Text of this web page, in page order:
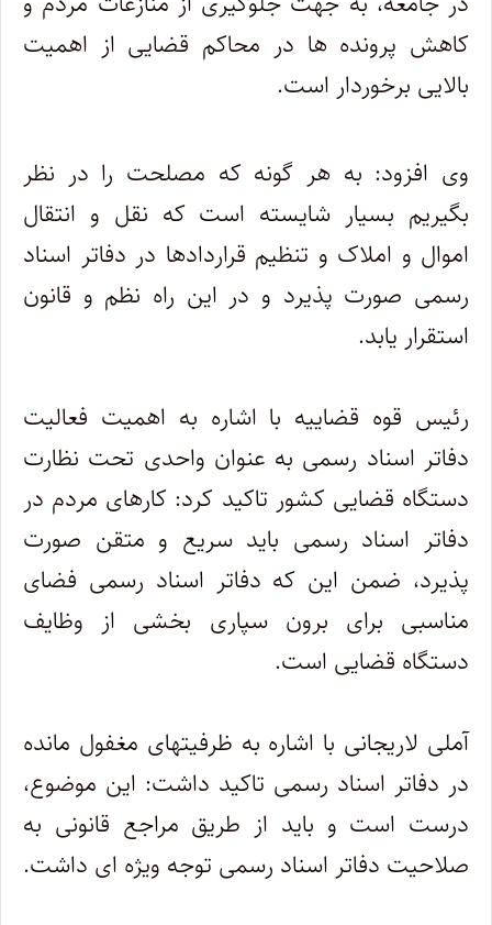
کاهش پرونده ها در محاکم قضایی از اهمیت
بالایی برخوردار است.
وی افزود: به هر گونه که مصلحت را در نظر
بگیریم بسیار شایسته است که نقل و انتقال
اموال و املاک و تنظیم قراردادها در دفاتر اسناد
رسمی صورت پذیرد و در این راه نظم و قانون
استقرار یابد.
رئیس قوه قضاییه با اشاره به اهمیت فعالیت
دفاتر اسناد رسمی به عنوان واحدی تحت نظارت
دستگاه قضایی کشور تاکید کرد: کارهای مردم در
دفاتر اسناد رسمی باید سریع و متقن صورت
پذیرد، ضمن این که دفاتر اسناد رسمی فضای
مناسبی برای برون سپاری بخشی از وظایف
دستگاه قضایی است.
آملی لاریجانی با اشاره به ظرفیتهای مغفول مانده
در دفاتر اسناد رسمی تاکید داشت: این موضوع،
درست است و باید از طریق مراجع قانونی به
صلاحیت دفاتر اسناد رسمی توجه ویژه ای داشت.